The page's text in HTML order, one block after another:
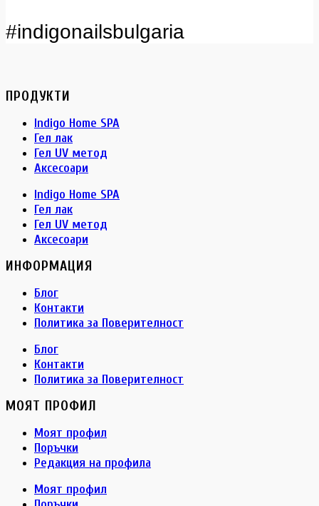
#indigonailsbulgaria
ПРОДУКТИ
Indigo Home SPA
Гел лак
Гел UV метод
Аксесоари
Indigo Home SPA
Гел лак
Гел UV метод
Аксесоари
ИНФОРМАЦИЯ
Блог
Контакти
Политика за Поверителност
Блог
Контакти
Политика за Поверителност
МОЯТ ПРОФИЛ
Моят профил
Поръчки
Редакция на профила
Моят профил